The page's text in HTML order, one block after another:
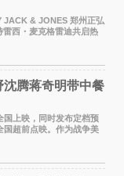
& JONES 郑州正弘
西・麦克格雷迪共启热
，
全国首店，于郑
传奇球星
沈腾蒋奇明带中餐
上映，同时发布定档预
国超前点映。作为战争美